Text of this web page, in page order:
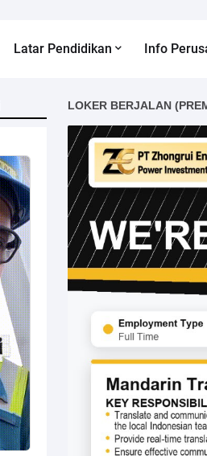
Latar Pendidikan Info
LOKER BERJALAN